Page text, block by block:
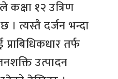
१२ उत्रिण
त्यस्तै दर्जन भन्दा
प्राबिधिकधार तर्फ
उत्पादन